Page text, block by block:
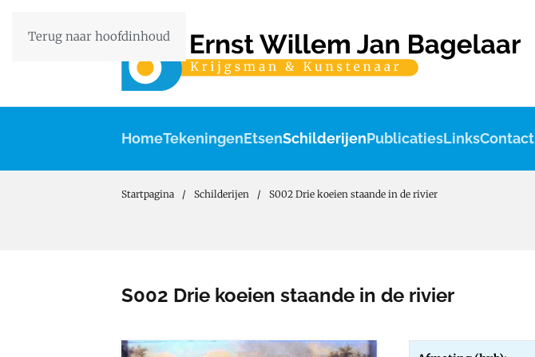
Terug naar hoofdinhoud
HomeTekeningenEtsenSchilderijenPublicatiesLinksContact
Startpagina Schilderijen S002 Drie koeien staande in de rivier
S002 Drie koeien staande in de rivier